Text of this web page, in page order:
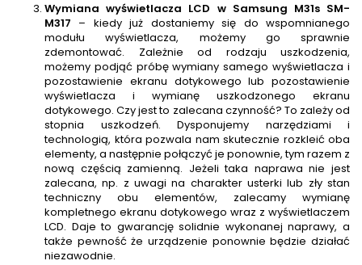
Wymiana wyświetlacza LCD w Samsung M31s SM-
M317 – kiedy już dostaniemy się do wspomnianego
modułu wyświetlacza, możemy go sprawnie
zdemontować. Zależnie od rodzaju uszkodzenia,
możemy podjąć próbę wymiany samego wyświetlacza i
pozostawienie ekranu dotykowego lub pozostawienie
wyświetlacza i wymianę uszkodzonego ekranu
dotykowego. Czy jest to zalecana czynność? To zależy od
stopnia uszkodzeń. Dysponujemy narzędziami i
technologią, która pozwala nam skutecznie rozkleić oba
elementy, a następnie połączyć je ponownie, tym razem z
nową częścią zamienną. Jeżeli taka naprawa nie jest
zalecana, np. z uwagi na charakter usterki lub zły stan
techniczny obu elementów, zalecamy wymianę
kompletnego ekranu dotykowego wraz z wyświetlaczem
LCD. Daje to gwarancję solidnie wykonanej naprawy, a
także pewność że urządzenie ponownie będzie działać
niezawodnie.